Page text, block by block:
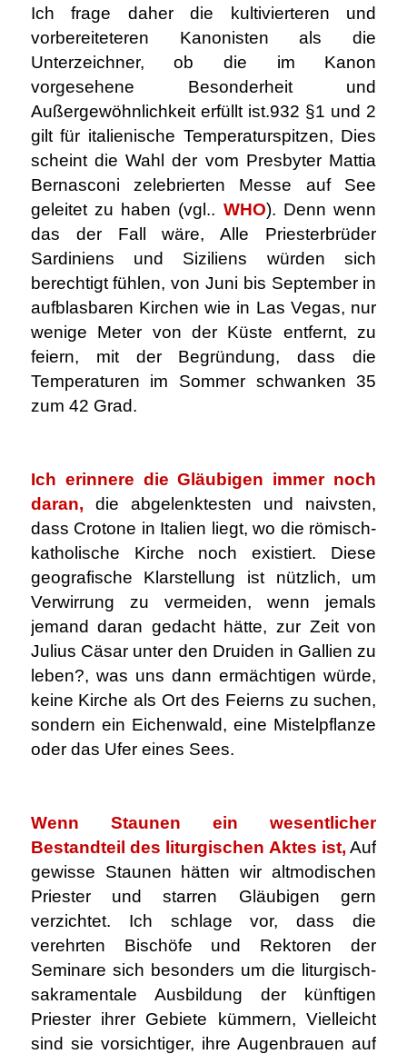
Ich frage daher die kultivierteren und
vorbereiteteren Kanonisten als die
Unterzeichner, ob die im Kanon
vorgesehene Besonderheit und
Außergewöhnlichkeit erfüllt ist.932 §1 und 2
gilt für italienische Temperaturspitzen, Dies
scheint die Wahl der vom Presbyter Mattia
Bernasconi zelebrierten Messe auf See
geleitet zu haben (vgl.. WHO). Denn wenn
das der Fall wäre, Alle Priesterbrüder
Sardiniens und Siziliens würden sich
berechtigt fühlen, von Juni bis September in
aufblasbaren Kirchen wie in Las Vegas, nur
wenige Meter von der Küste entfernt, zu
feiern, mit der Begründung, dass die
Temperaturen im Sommer schwanken 35
zum 42 Grad.
Ich erinnere die Gläubigen immer noch
daran,
die abgelenktesten und naivsten,
dass Crotone in Italien liegt, wo die römisch-
katholische Kirche noch existiert. Diese
geografische Klarstellung ist nützlich, um
Verwirrung zu vermeiden, wenn jemals
jemand daran gedacht hätte, zur Zeit von
Julius Cäsar unter den Druiden in Gallien zu
leben?, was uns dann ermächtigen würde,
keine Kirche als Ort des Feierns zu suchen,
sondern ein Eichenwald, eine Mistelpflanze
oder das Ufer eines Sees.
Wenn Staunen ein wesentlicher
Bestandteil des liturgischen Aktes ist, Auf
gewisse Staunen hätten wir altmodischen
Priester und starren Gläubigen gern
verzichtet. Ich schlage vor, dass die
verehrten Bischöfe und Rektoren der
Seminare sich besonders um die liturgisch-
sakramentale Ausbildung der künftigen
Priester ihrer Gebiete kümmern, Vielleicht
sind sie vorsichtiger, ihre Augenbrauen auf